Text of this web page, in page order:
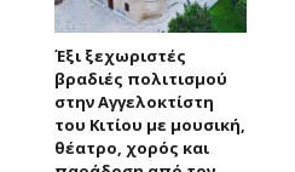
Έξι ξεχωριστές
βραδιές πολιτισμού
στην Αγγελοκτίστη
του Κιτίου με μουσική,
θέατρο, χορός και